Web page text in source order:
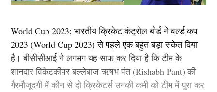
World Cup 2023: भारतीय क्रिकेट कंट्रोल बोर्ड ने वर्ल्ड कप
2023 (World Cup 2023) से पहले एक बहुत बड़ा संकेत दिया
है। बीसीसीआई ने लगभग यह साफ कर दिया है कि टीम के
शानदार विकेटकीपर बल्लेबाज ऋषभ पंत (Rishabh Pant) की
गैरमौजूदगी में कौन से दो क्रिकेटर्स उनकी कमी को टीम में पूरा कर